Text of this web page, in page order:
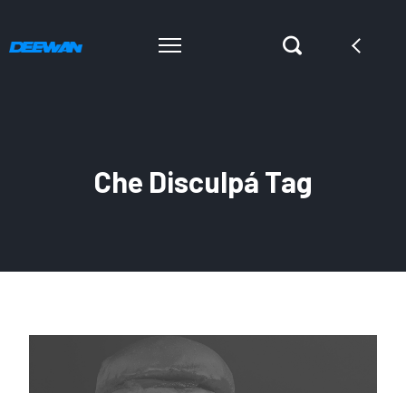
Che Disculpá Tag